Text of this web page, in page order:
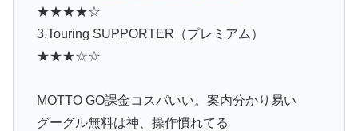
★★★★☆
3.Touring SUPPORTER（プレミアム）
★★★☆☆
MOTTO GO課金コスパいい。案内分かり易い
グーグル無料は神、操作慣れてる